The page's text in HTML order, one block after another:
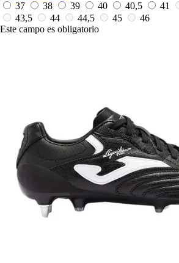
37
38 39 40 40,5 41
43,5
44 44,5 45
46
Este campo es obligatorio